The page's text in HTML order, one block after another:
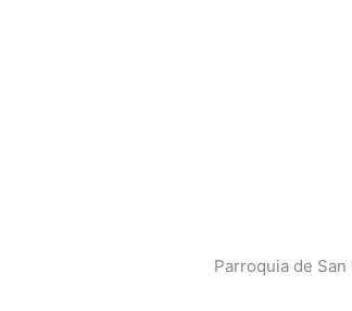
Parroquia de